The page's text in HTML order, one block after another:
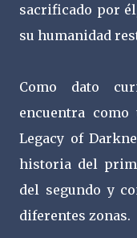
sacrificado por
su humanidad
Como dato
encuentra
Legacy of
historia del
del segundo y
diferentes zonas.